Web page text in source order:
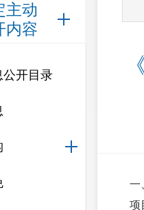
主动
内容
公开目录
一
项